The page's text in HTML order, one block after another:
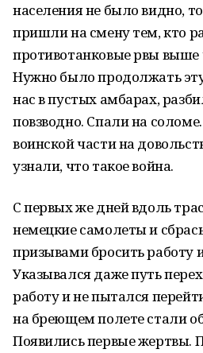
населения не было видно,
пришли на смену тем, кто
противотанковые рвы выше
Нужно было продолжать
нас в пустых амбарах,
повзводно. Спали на
воинской части на
узнали, что такое война.
С первых же дней вдоль
немецкие самолеты и
призывами бросить работу
Указывался даже путь
работу и не пытался
на бреющем полете стали
Появились первые жертвы.